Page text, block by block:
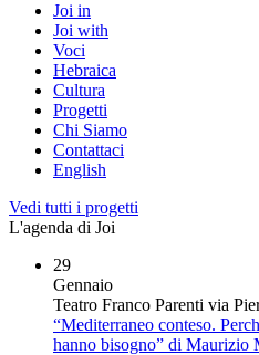
Joi in
Joi with
Voci
Hebraica
Cultura
Progetti
Chi Siamo
Contattaci
English
Vedi tutti i progetti
L'agenda di Joi
29
Gennaio
Teatro Franco Parenti via
“Mediterraneo conteso.
hanno bisogno” di Maurizio